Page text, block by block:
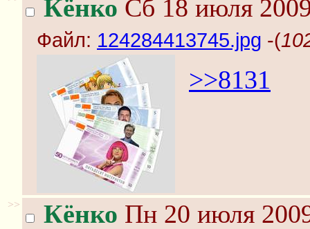
Кёнко Сб 18 июля
Файл: 124284413745.jpg -(
>>8131
>> Кёнко Пн 20 июля